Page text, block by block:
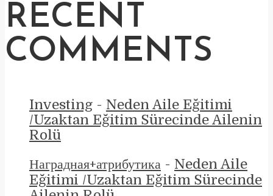
RECENT
COMMENTS
Investing - Neden Aile Eğitimi
/Uzaktan Eğitim Sürecinde Ailenin
Rolü
Наградная+атрибутика - Neden Aile
Eğitimi /Uzaktan Eğitim Sürecinde